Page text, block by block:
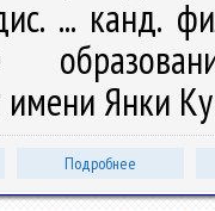
... канд.
имени Янки
Подробнее